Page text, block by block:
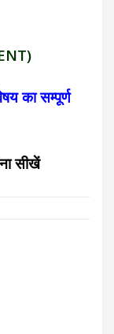
का सम्पूर्ण
सीखें